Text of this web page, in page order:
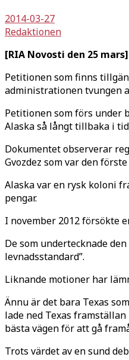
2014-03-27
Redaktionen
[RIA Novosti den 25 mars]
Petitionen som finns
administrationen tvungen
Petitionen som förs under
Alaska så långt tillbaka i
Dokumentet observerar
Gvozdez som var den
Alaska var en rysk koloni
pengar.
I november 2012 försökte
De som undertecknade
levnadsstandard”.
Liknande motioner har
Ännu är det bara Texas
lade ned Texas
bästa vägen för att gå
Trots värdet av en sund